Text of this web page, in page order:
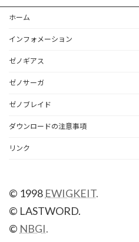
ホーム
インフォメーション
ゼノギアス
ゼノサーガ
ゼノブレイド
ダウンロードの注意事項
リンク
© 1998 EWIGKEIT.
© LASTWORD.
© NBGI.